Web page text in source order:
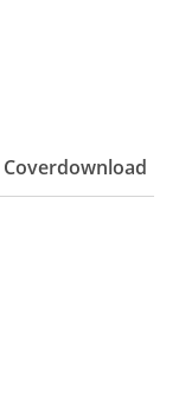
Coverdownload